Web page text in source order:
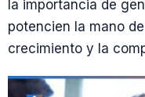
la importancia de
potencien la mano
crecimiento y la